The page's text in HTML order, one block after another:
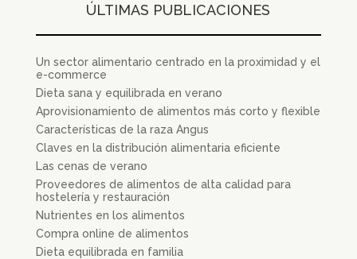
ÚLTIMAS PUBLICACIONES
Un sector alimentario centrado en la proximidad y el
e-commerce
Dieta sana y equilibrada en verano
Aprovisionamiento de alimentos más corto y flexible
Características de la raza Angus
Claves en la distribución alimentaria eficiente
Las cenas de verano
Proveedores de alimentos de alta calidad para
hostelería y restauración
Nutrientes en los alimentos
Compra online de alimentos
Dieta equilibrada en familia